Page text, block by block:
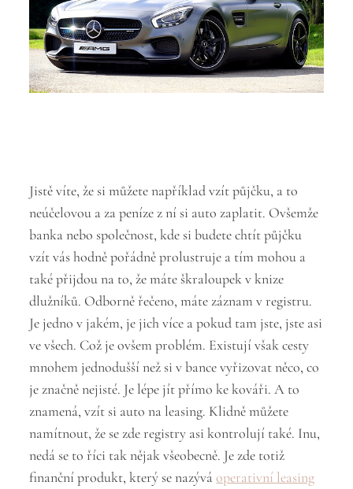
Jistě víte, že si můžete například vzít půjčku, a to
neúčelovou a za peníze z ní si auto zaplatit. Ovšemže
banka nebo společnost, kde si budete chtít půjčku
vzít vás hodně pořádně prolustruje a tím mohou a
také přijdou na to, že máte škraloupek v knize
dlužníků. Odborně řečeno, máte záznam v registru.
Je jedno v jakém, je jich více a pokud tam jste, jste asi
ve všech. Což je ovšem problém. Existují však cesty
mnohem jednodušší než si v bance vyřizovat něco, co
je značně nejisté. Je lépe jít přímo ke kováři. A to
znamená, vzít si auto na leasing. Klidně můžete
namítnout, že se zde registry asi kontrolují také. Inu,
nedá se to říci tak nějak všeobecně. Je zde totiž
finanční produkt, který se nazýváoperativní leasing